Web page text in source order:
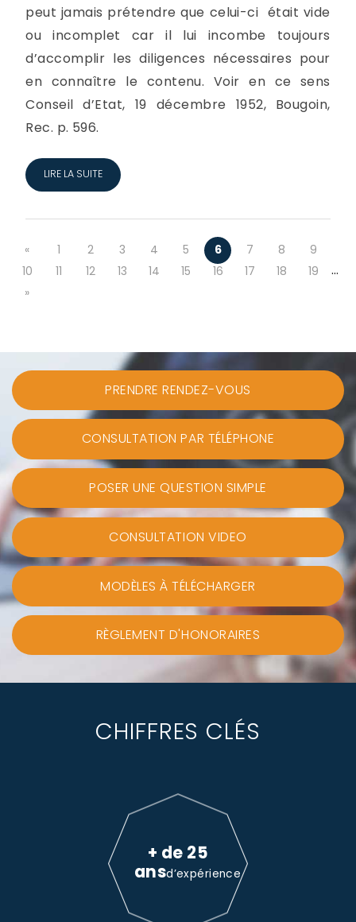
peut jamais prétendre que celui-ci était vide
ou incomplet car il lui incombe toujours
d’accomplir les diligences nécessaires pour
en connaître le contenu. Voir en ce sens
Conseil d’Etat, 19 décembre 1952, Bougoin,
Rec. p. 596.
LIRE LA SUITE
« 1 2 3 4 5 6 7 8
9
10
11 12 13 14 15 16 17 18 19 …
»
PRENDRE RENDEZ-VOUS
CONSULTATION PAR TÉLÉPHONE
POSER UNE QUESTION SIMPLE
CONSULTATION VIDEO
MODÈLES À TÉLÉCHARGER
RÈGLEMENT D'HONORAIRES
CHIFFRES CLÉS
+ de 25
ansd’expérience